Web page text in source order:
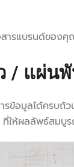
ารแบรนด์ของ
/ แผ่น
รข้อมูลได้ครบ
ให้ผลลัพธ์สมบู